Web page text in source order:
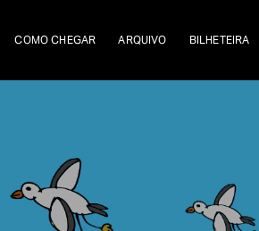
COMO CHEGAR ARQUIVO BILHETEIRA